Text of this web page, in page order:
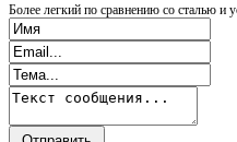
Более легкий по сравнению со сталью и